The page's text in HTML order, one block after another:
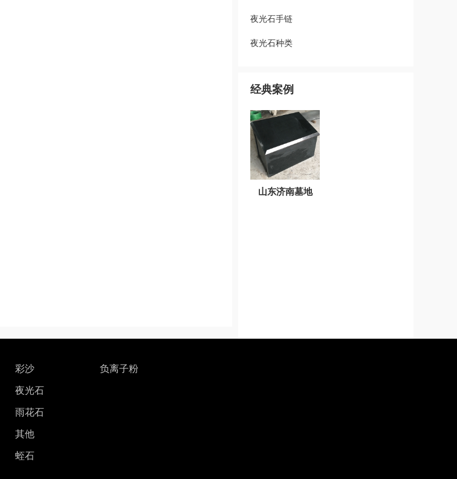
夜光石手链
夜光石种类
经典案例
山东济南墓地
彩沙
夜光石
雨花石
其他
蛭石
负离子粉